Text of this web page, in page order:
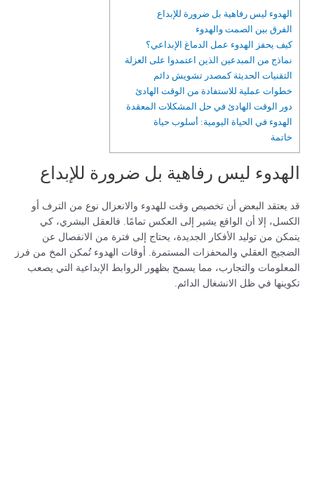
الهدوء ليس رفاهية بل ضرورة للإبداع
الفرق بين الصمت والهدوء
كيف يحفز الهدوء عمل الدماغ الإبداعي؟
نماذج من المبدعين الذين اعتمدوا على العزلة
التقنيات الحديثة كمصدر تشويش دائم
خطوات عملية للاستفادة من الوقت الهادئ
دور الوقت الهادئ في حل المشكلات المعقدة
الهدوء في الحياة اليومية: أسلوب حياة
خاتمة
الهدوء ليس رفاهية بل ضرورة للإبداع
قد يعتقد البعض أن تخصيص وقت للهدوء والانعزال نوع من الترف أو
الكسل، إلا أن الواقع يشير إلى العكس تمامًا. فالعقل البشري، كي
يتمكن من توليد الأفكار الجديدة، يحتاج إلى فترة من الانفصال عن
الضجيج العقلي والمحفزات المستمرة. أوقات الهدوء تُمكن المخ من فرز
المعلومات والتجارب، مما يسمح بظهور الروابط الإبداعية التي يصعب
تكوينها في ظل الانشغال الدائم.